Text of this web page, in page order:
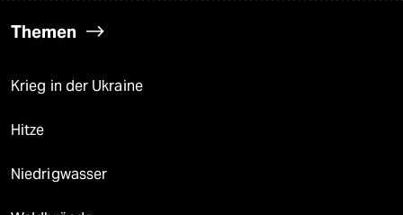
Themen
Krieg in der Ukraine
Hitze
Niedrigwasser